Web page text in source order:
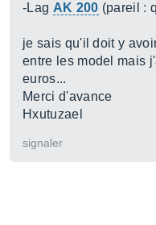
-Lag AK 200 (pareil :
je sais qu'il doit y
entre les model mais
euros...
Merci d'avance
Hxutuzael
signaler